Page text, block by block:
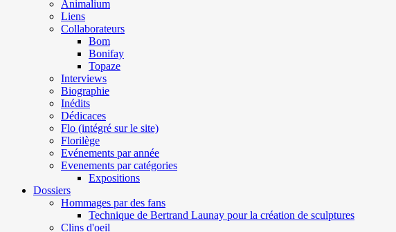
Animalium
Liens
Collaborateurs
Bom
Bonifay
Topaze
Interviews
Biographie
Inédits
Dédicaces
Flo (intégré sur le site)
Florilège
Evénements par année
Evenements par catégories
Expositions
Dossiers
Hommages par des fans
Technique de Bertrand Launay pour la création de sculptures
Clins d'oeil